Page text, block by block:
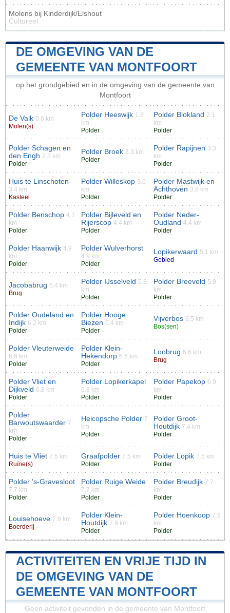
Molens bij Kinderdijk/Elshout
Cultureel
DE OMGEVING VAN DE
GEMEENTE VAN MONTFOORT
op het grondgebied en in de omgeving van de gemeente van
Montfoort
De Valk 0.6 km
Molen(s)
Polder Heeswijk 1.8
km
Polder
Polder Blokland 2.1
km
Polder
Polder Schagen en
den Engh 2.3 km
Polder
Polder Broek 3.3 km
Polder
Polder Rapijnen 3.3
km
Polder
Huis te Linschoten
3.4 km
Kasteel
Polder Willeskop 3.6
km
Polder
Polder Mastwijk en
Achthoven 3.8 km
Polder
Polder Benschop 4.1
km
Polder
Polder Bijleveld en
Rijerscop 4.4 km
Polder
Polder Neder-
Oudland 4.4 km
Polder
Polder Haanwijk 4.9
km
Polder
Polder Wulverhorst
4.9 km
Polder
Lopikerwaard 5.1 km
Gebied
Jacobabrug 5.4 km
Brug
Polder IJsselveld 5.8
km
Polder
Polder Breeveld 5.9
km
Polder
Polder Oudeland en
Indijk 6.2 km
Polder
Polder Hooge
Biezen 6.4 km
Polder
Vijverbos 6.5 km
Bos(sen)
Polder Vleuterweide
6.6 km
Polder
Polder Klein-
Hekendorp 6.6 km
Polder
Loobrug 6.6 km
Brug
Polder Vliet en
Dijkveld 6.8 km
Polder
Polder Lopikerkapel
6.8 km
Polder
Polder Papekop 6.9
km
Polder
Polder
Barwoutswaarder 7
km
Polder
Heicopsche Polder 7
km
Polder
Polder Groot-
Houtdijk 7.4 km
Polder
Huis te Vliet 7.5 km
Ruïne(s)
Graafpolder 7.5 km
Polder
Polder Lopik 7.5 km
Polder
Polder ’s-Gravesloot
7.7 km
Polder
Polder Ruige Weide
7.7 km
Polder
Polder Breudijk 7.7
km
Polder
Louisehoeve 7.8 km
Boerderij
Polder Klein-
Houtdijk 7.9 km
Polder
Polder Hoenkoop 7.9
km
Polder
ACTIVITEITEN EN VRIJE TIJD IN
DE OMGEVING VAN DE
GEMEENTE VAN MONTFOORT
Geen activiteit gevonden in de gemeente van Montfoort